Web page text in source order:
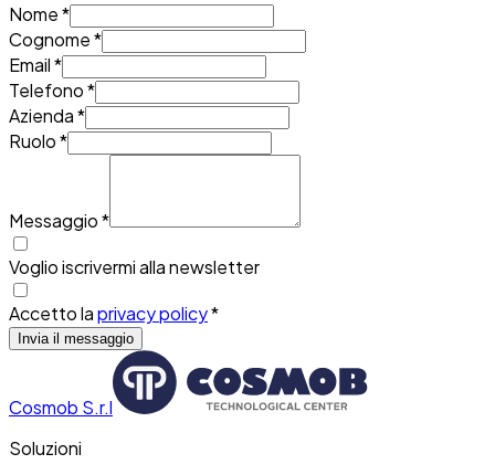
Nome*
Cognome*
Email*
Telefono*
Azienda*
Ruolo*
Messaggio*
Voglio iscrivermi alla newsletter
Accetto laprivacy policy*
Invia il messaggio
Cosmob S.r.l
Soluzioni